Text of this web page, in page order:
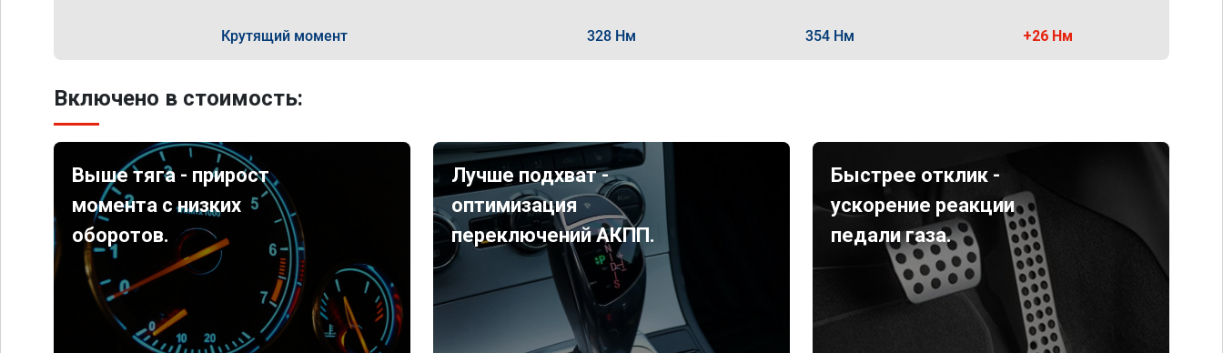
Крутящий момент 328 Нм 354 Нм +26 Нм
Включено в стоимость:
Выше тяга - прирост
момента с низких
оборотов.
Лучше подхват -
оптимизация
переключений АКПП.
Быстрее отклик -
ускорение реакции
педали газа.